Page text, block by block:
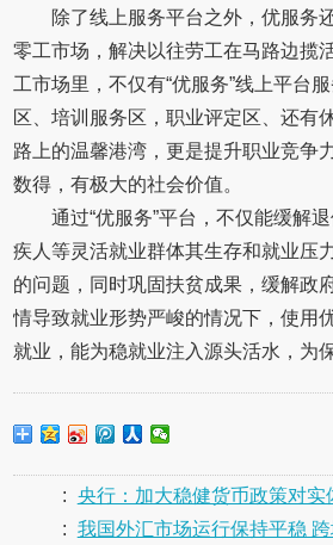
除了线上服务平台之外，优服务
零工市场，解决以往劳工在马路边揽
工市场里，不仅有“优服务”线上平台
区、培训服务区，职业评定区、还有
路上的温馨港湾，更是提升职业竞争
数得，有极大的社会价值。
通过“优服务”平台，不仅能缓解
疾人等灵活就业群体其生存和就业压
的问题，同时巩固扶贫成果，缓解政
情导致就业形势严峻的情况下，使用
就业，能为稳就业注入源头活水，为
: 央行：加大稳健货币政策对实
: 我国外汇市场运行保持平稳